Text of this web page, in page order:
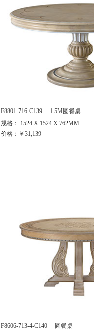
F8801-716-C139
1.5M圆餐桌
规格： 1524 X 1524 X 762MM
价格：￥31,139
F8606-713-4-C140
圆餐桌